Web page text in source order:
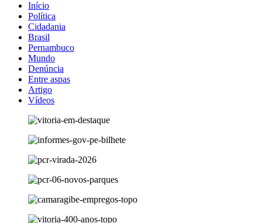
Início
Política
Cidadania
Brasil
Pernambuco
Mundo
Denúncia
Entre aspas
Artigo
Vídeos